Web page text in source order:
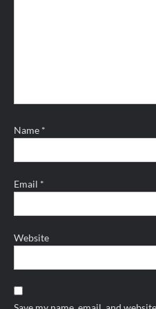
Name *
Email *
Website